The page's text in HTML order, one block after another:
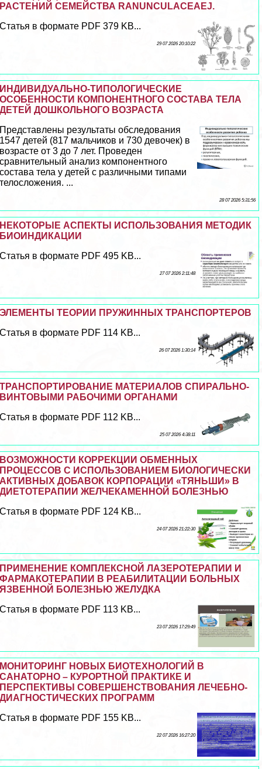
РАСТЕНИЙ СЕМЕЙСТВА RANUNCULACEAEJ.
Статья в формате PDF 379 KB...
29 07 2026 20:10:22
ИНДИВИДУАЛЬНО-ТИПОЛОГИЧЕСКИЕ
ОСОБЕННОСТИ КОМПОНЕНТНОГО СОСТАВА ТЕЛА
ДЕТЕЙ ДОШКОЛЬНОГО ВОЗРАСТА
Представлены результаты обследования
1547 детей (817 мальчиков и 730 девочек) в
возрасте от 3 до 7 лет. Проведен
сравнительный анализ компонентного
состава тела у детей с различными типами
телосложения. ...
28 07 2026 5:31:56
НЕКОТОРЫЕ АСПЕКТЫ ИСПОЛЬЗОВАНИЯ МЕТОДИК
БИОИНДИКАЦИИ
Статья в формате PDF 495 KB...
27 07 2026 2:11:48
ЭЛЕМЕНТЫ ТЕОРИИ ПРУЖИННЫХ ТРАНСПОРТЕРОВ
Статья в формате PDF 114 KB...
26 07 2026 1:30:14
ТРАНСПОРТИРОВАНИЕ МАТЕРИАЛОВ СПИРАЛЬНО-
ВИНТОВЫМИ РАБОЧИМИ ОРГАНАМИ
Статья в формате PDF 112 KB...
25 07 2026 4:38:11
ВОЗМОЖНОСТИ КОРРЕКЦИИ ОБМЕННЫХ
ПРОЦЕССОВ С ИСПОЛЬЗОВАНИЕМ БИОЛОГИЧЕСКИ
АКТИВНЫХ ДОБАВОК КОРПОРАЦИИ «ТЯНЬШИ» В
ДИЕТОТЕРАПИИ ЖЕЛЧЕКАМЕННОЙ БОЛЕЗНЬЮ
Статья в формате PDF 124 KB...
24 07 2026 21:22:30
ПРИМЕНЕНИЕ КОМПЛЕКСНОЙ ЛАЗЕРОТЕРАПИИ И
ФАРМАКОТЕРАПИИ В РЕАБИЛИТАЦИИ БОЛЬНЫХ
ЯЗВЕННОЙ БОЛЕЗНЬЮ ЖЕЛУДКА
Статья в формате PDF 113 KB...
23 07 2026 17:29:49
МОНИТОРИНГ НОВЫХ БИОТЕХНОЛОГИЙ В
САНАТОРНО – КУРОРТНОЙ ПРАКТИКЕ И
ПЕРСПЕКТИВЫ СОВЕРШЕНСТВОВАНИЯ ЛЕЧЕБНО-
ДИАГНОСТИЧЕСКИХ ПРОГРАММ
Статья в формате PDF 155 KB...
22 07 2026 16:27:20